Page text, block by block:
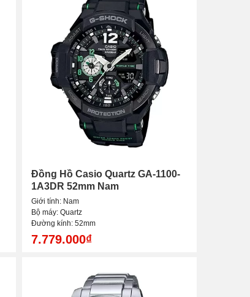
Đồng Hồ Casio Quartz GA-1100-
1A3DR 52mm Nam
Giới tính: Nam
Bộ máy: Quartz
Đường kính: 52mm
7.779.000₫